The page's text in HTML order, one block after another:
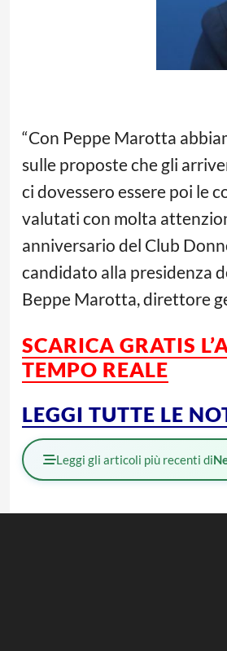
“Con Peppe Marotta
sulle proposte che gli
ci dovessero essere poi le
valutati con molta
anniversario del Club
candidato alla presidenza
Beppe Marotta, direttore
SCARICA GRATIS
TEMPO REALE
LEGGI TUTTE LE
Leggi gli articoli più recenti di